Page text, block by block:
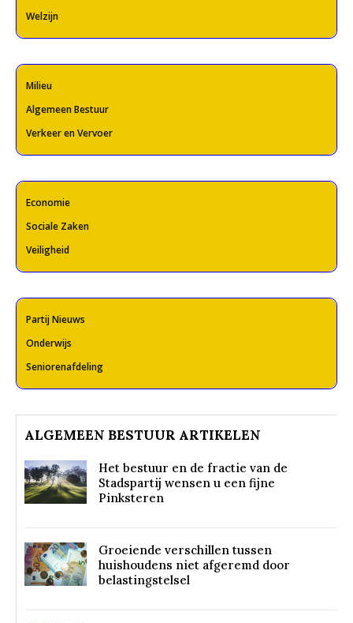
Welzijn
Milieu
Algemeen Bestuur
Verkeer en Vervoer
Economie
Sociale Zaken
Veiligheid
Partij Nieuws
Onderwijs
Seniorenafdeling
ALGEMEEN BESTUUR ARTIKELEN
Het bestuur en de fractie van de
Stadspartij wensen u een fijne
Pinksteren
Groeiende verschillen tussen
huishoudens niet afgeremd door
belastingstelsel